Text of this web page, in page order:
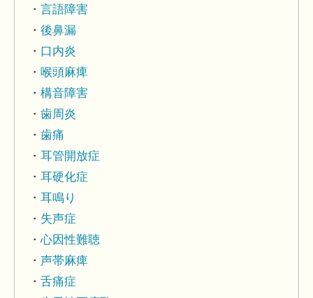
言語障害
後鼻漏
口内炎
喉頭麻痺
構音障害
歯周炎
歯痛
耳管開放症
耳硬化症
耳鳴り
失声症
心因性難聴
声帯麻痺
舌痛症